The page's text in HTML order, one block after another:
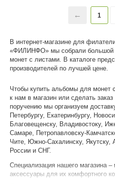
В интернет-магазине для
«ФИЛИНФО» мы собрали большой
монет с листами. В каталоге
производителей по лучшей цене.
Чтобы купить альбомы для монет
к нам в магазин или сделать
поручению мы организуем
Петербургу, Екатеринбургу,
Благовещенску, Владивостоку,
Самаре, Петропавловску-
Чите, Южно-Сахалинску, Якутску,
России и СНГ.
Специализация нашего магазина
аксессуары для их комфортного
1